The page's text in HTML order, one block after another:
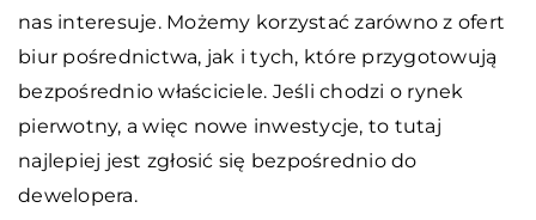
nas interesuje. Możemy korzystać zarówno z ofert
biur pośrednictwa, jak i tych, które przygotowują
bezpośrednio właściciele. Jeśli chodzi o rynek
pierwotny, a więc nowe inwestycje, to tutaj
najlepiej jest zgłosić się bezpośrednio do
dewelopera.